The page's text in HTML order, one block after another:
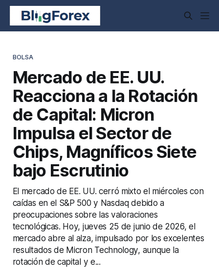
BOLSA
Mercado de EE. UU.
Reacciona a la Rotación
de Capital: Micron
Impulsa el Sector de
Chips, Magníficos Siete
bajo Escrutinio
El mercado de EE. UU. cerró mixto el miércoles con
caídas en el S&P 500 y Nasdaq debido a
preocupaciones sobre las valoraciones
tecnológicas. Hoy, jueves 25 de junio de 2026, el
mercado abre al alza, impulsado por los excelentes
resultados de Micron Technology, aunque la
rotación de capital y e...